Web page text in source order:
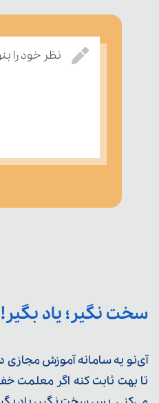
نظر خود را
سخت نگیر؛ یاد بگیر!
آی‌نو یه سامانه آموزش مجازی
تا بهت ثابت کنه اگر معلمت